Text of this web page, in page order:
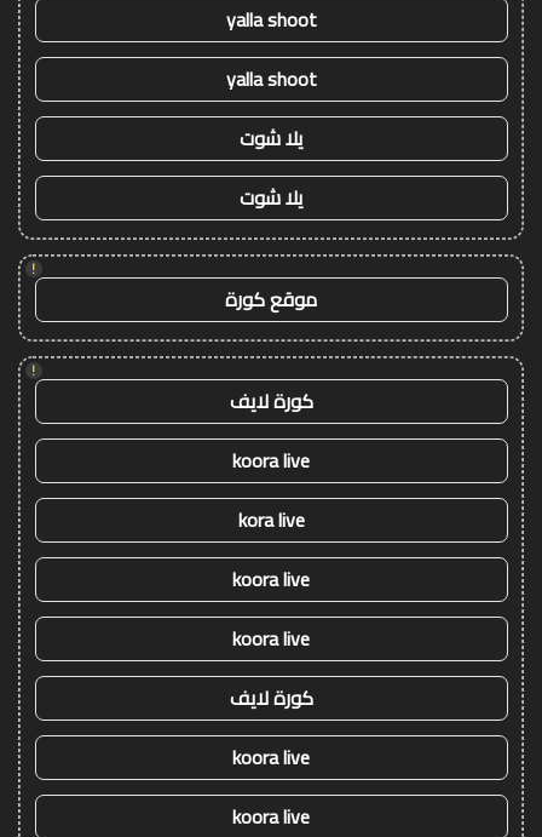
yalla shoot
yalla shoot
يلا شوت
يلا شوت
!
موقع كورة
!
كورة لايف
koora live
kora live
koora live
koora live
كورة لايف
koora live
koora live